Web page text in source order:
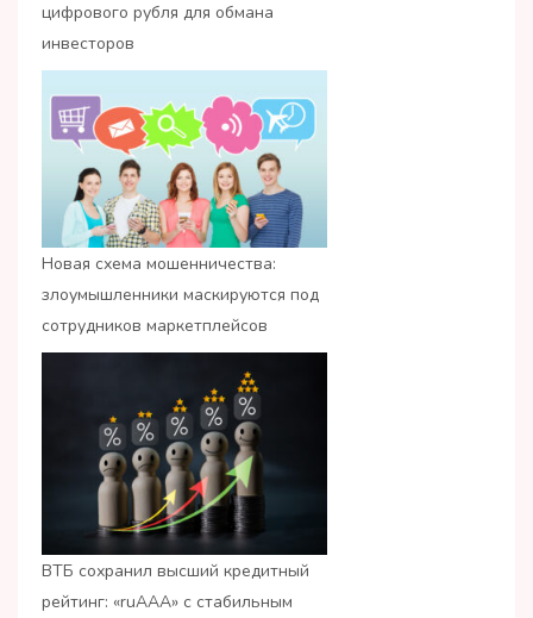
цифрового рубля для обмана
инвесторов
Новая схема мошенничества:
злоумышленники маскируются под
сотрудников маркетплейсов
ВТБ сохранил высший кредитный
рейтинг: «ruАAA» с стабильным